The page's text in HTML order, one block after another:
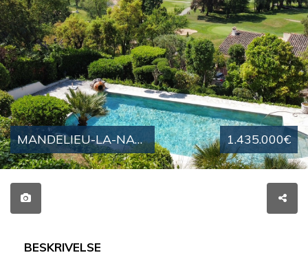
MANDELIEU-LA-NAPOULE : PRAGTFULD NYRENOVERET PROVENCALSK VILLA MED EMINENT UDSIGT 1.435.000€
BESKRIVELSE